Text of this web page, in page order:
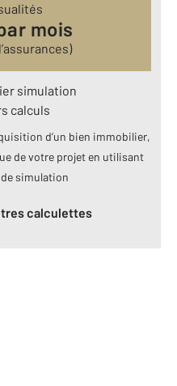
mois
simulation
calculs
d’un bien immobilier,
de votre projet en utilisant
simulation
calculettes